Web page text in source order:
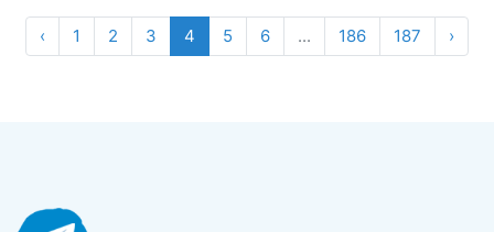
Связаться со мной:
@Alexttcryptt
‹ 1 2 3 4 5 6 ... 186 187 ›